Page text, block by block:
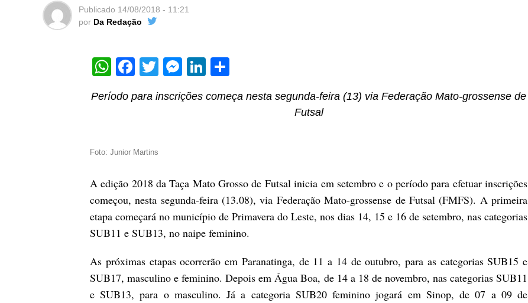
Publicado 14/08/2018 - 11:21
por Da Redação
WhatsApp
Facebook
TwitterMessenger
LinkedIn
Período para inscrições começa nesta segunda-feira (13) via Federação Mato-grossense de
Futsal
Foto: Junior Martins
A edição 2018 da Taça Mato Grosso de Futsal inicia em setembro e o período para efetuar inscrições
começou, nesta segunda-feira (13.08), via Federação Mato-grossense de Futsal (FMFS). A primeira
etapa começará no município de Primavera do Leste, nos dias 14, 15 e 16 de setembro, nas categorias
SUB11 e SUB13, no naipe feminino.
As próximas etapas ocorrerão em Paranatinga, de 11 a 14 de outubro, para as categorias SUB15 e
SUB17, masculino e feminino. Depois em Água Boa, de 14 a 18 de novembro, nas categorias SUB11
e SUB13, para o masculino. Já a categoria SUB20 feminino jogará em Sinop, de 07 a 09 de